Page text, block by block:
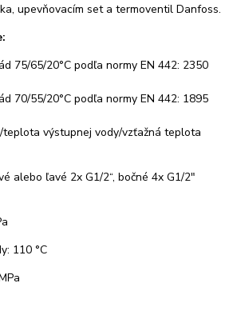
upevňovacím set a termoventil Danfoss.
75/65/20°C podľa normy EN 442: 2350
70/55/20°C podľa normy EN 442: 1895
výstupnej vody/vzťažná teplota
alebo ľavé 2x G1/2“, bočné 4x G1/2"
110 °C